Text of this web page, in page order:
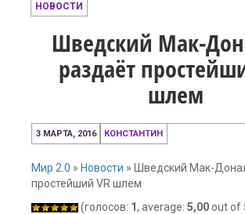
НОВОСТИ
Шведский Мак-
раздаёт
шлем
3 МАРТА, 2016
4
марта,
КОНСТАНТИН
Мир 2.0 » Новости »
Шведский Мак-
простейший VR шлем
(голосов: 1, average: 5,00out of